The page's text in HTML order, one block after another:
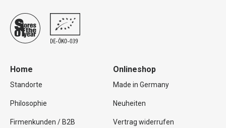
Home
Standorte
Philosophie
Firmenkunden / B2B
Onlineshop
Made in Germany
Neuheiten
Vertrag widerrufen